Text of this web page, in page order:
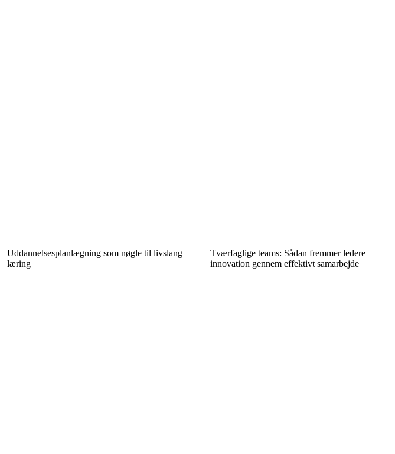
Uddannelsesplanlægning som nøgle til livslang
læring
Tværfaglige teams: Sådan fremmer ledere
innovation gennem effektivt samarbejde